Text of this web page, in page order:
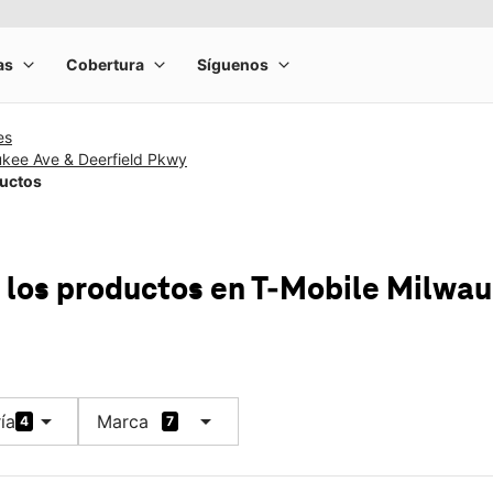
Ave & Deerfield Pkwy
productos en T-Mobile
4 arrow_drop_down Marca 7 arrow_drop_down